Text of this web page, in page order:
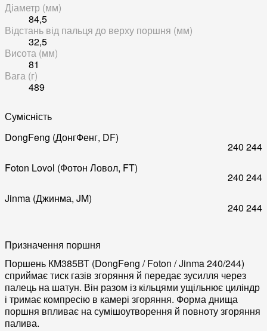
Діаметр (мм)
84,5
Відстань від пальця до верху поршня (мм)
32,5
Висота (мм)
81
Вага (г)
489
Сумісність
DongFeng (ДонгФенг, DF)
240 244
Foton Lovol (Фотон Ловол, FT)
240 244
Jinma (Джинма, JM)
240 244
Призначення поршня
Поршень КМ385ВТ (DongFeng / Foton / Jinma 240/244)
сприймає тиск газів згоряння й передає зусилля через
палець на шатун. Він разом із кільцями ущільнює циліндр
і тримає компресію в камері згоряння. Форма днища
поршня впливає на сумішоутворення й повноту згоряння
палива.